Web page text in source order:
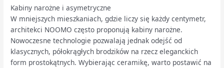
Kabiny narożne i asymetryczne
W mniejszych mieszkaniach, gdzie liczy się każdy centymetr,
architekci NOOMO często proponują kabiny narożne.
Nowoczesne technologie pozwalają jednak odejść od
klasycznych, półokrągłych brodzików na rzecz eleganckich
form prostokątnych. Wybierając ceramikę, warto postawić na